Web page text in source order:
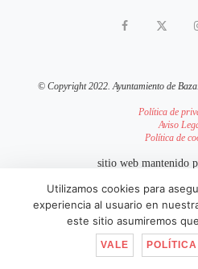
© Copyright 2022. Ayuntamiento de
Política de
Aviso
Política de
sitio web mantenido
IR
Utilizamos cookies para
experiencia al usuario en
este sitio asumiremos
VALE